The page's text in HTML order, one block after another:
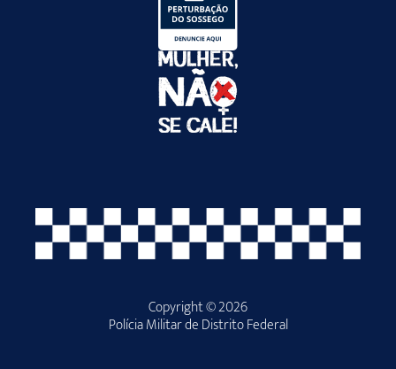
Copyright © 2026
Polícia Militar de Distrito Federal